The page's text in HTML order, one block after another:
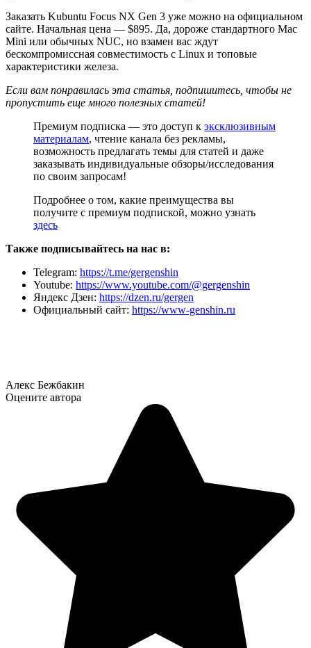
Заказать Kubuntu Focus NX Gen 3 уже можно на официальном
сайте. Начальная цена — $895. Да, дороже стандартного Mac
Mini или обычных NUC, но взамен вас ждут
бескомпромиссная совместимость с Linux и топовые
характеристики железа.
Если вам понравилась эта статья, подпишитесь, чтобы не
пропустить еще много полезных статей!
Премиум подписка — это доступ к эксклюзивным
материалам, чтение канала без рекламы,
возможность предлагать темы для статей и даже
заказывать индивидуальные обзоры/исследования
по своим запросам!
Подробнее о том, какие преимущества вы
получите с премиум подпиской, можно узнать
здесь
Также подписывайтесь на нас в:
Telegram: https://t.me/gergenshin
Youtube: https://www.youtube.com/@gergenshin
Яндекс Дзен: https://dzen.ru/gergen
Официальный сайт: https://www-genshin.ru
Алекс Бежбакин
Оцените автора